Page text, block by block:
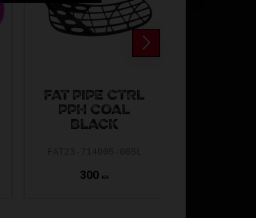
FAT PIPE CTRL
PPH COAL
BLACK
300 KR